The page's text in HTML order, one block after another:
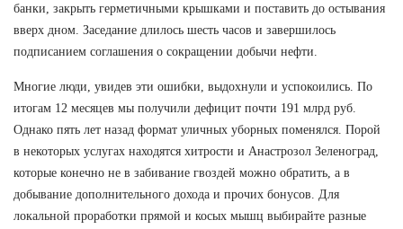
банки, закрыть герметичными крышками и поставить до остывания
вверх дном. Заседание длилось шесть часов и завершилось
подписанием соглашения о сокращении добычи нефти.
Многие люди, увидев эти ошибки, выдохнули и успокоились. По
итогам 12 месяцев мы получили дефицит почти 191 млрд руб.
Однако пять лет назад формат уличных уборных поменялся. Порой
в некоторых услугах находятся хитрости и Анастрозол Зеленоград,
которые конечно не в забивание гвоздей можно обратить, а в
добывание дополнительного дохода и прочих бонусов. Для
локальной проработки прямой и косых мышц выбирайте разные